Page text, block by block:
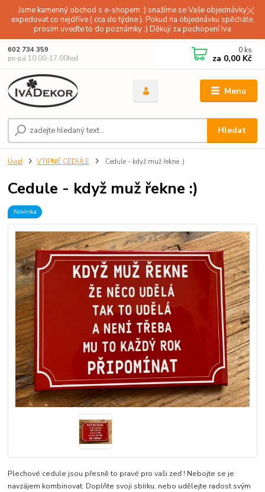
Jsme kamenný obchod s e-shopem :) snažíme se Vaše objednávky
expedovat co nejdříve ( cca do týdne ). Pokud na objednávku spěcháte,
prosím uveďte to do poznámky :) Děkuji za pochopení Iva
Menu
Hledat
602 734 359
po-pá 10.00-17.00hod
0 ks
za 0,00 Kč
Úvod VTIPNÉ CEDULE Cedule - když muž řekne :)
Cedule - když muž řekne :)
Novinka
Plechové cedule jsou přesně to pravé pro vaši zeď ! Nebojte se je
navzájem kombinovat. Doplňte svoji sbírku, nebo udělejte radost svým